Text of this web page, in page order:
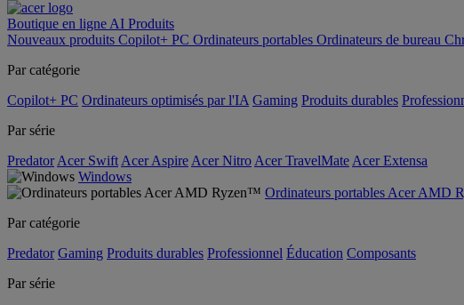
Boutique en ligne AI Produits
Nouveaux produits Copilot+ PC Ordinateurs portables Ordinateurs de bureau
Par catégorie
Copilot+ PC Ordinateurs optimisés par l'IA Gaming Produits durables
Par série
Predator Acer Swift Acer Aspire Acer Nitro Acer TravelMate Acer Extensa
Windows
Ordinateurs portables Acer AMD
Par catégorie
Predator Gaming Produits durables Professionnel Éducation Composants
Par série